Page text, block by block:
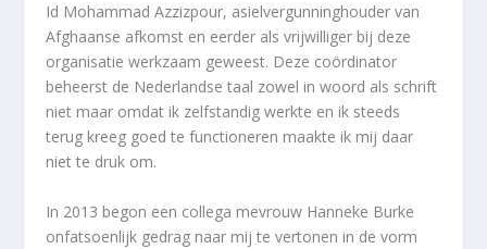
Id Mohammad Azzizpour, asielvergunninghouder van
Afghaanse afkomst en eerder als vrijwilliger bij deze
organisatie werkzaam geweest. Deze coördinator
beheerst de Nederlandse taal zowel in woord als schrift
niet maar omdat ik zelfstandig werkte en ik steeds
terug kreeg goed te functioneren maakte ik mij daar
niet te druk om.
In 2013 begon een collega mevrouw Hanneke Burke
onfatsoenlijk gedrag naar mij te vertonen in de vorm